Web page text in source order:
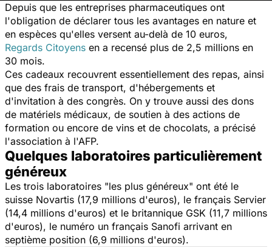
Depuis que les entreprises pharmaceutiques ont
l'obligation de déclarer tous les avantages en nature et
en espèces qu'elles versent au-delà de 10 euros,
Regards Citoyens en a recensé plus de 2,5 millions en
30 mois.
Ces cadeaux recouvrent essentiellement des repas, ainsi
que des frais de transport, d'hébergements et
d'invitation à des congrès. On y trouve aussi des dons
de matériels médicaux, de soutien à des actions de
formation ou encore de vins et de chocolats, a précisé
l'association à l'AFP.
Quelques laboratoires particulièrement
généreux
Les trois laboratoires "les plus généreux" ont été le
suisse Novartis (17,9 millions d'euros), le français Servier
(14,4 millions d'euros) et le britannique GSK (11,7 millions
d'euros), le numéro un français Sanofi arrivant en
septième position (6,9 millions d'euros).